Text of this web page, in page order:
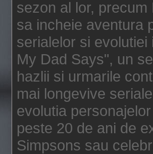
sezon al lor,
sa incheie aventura
serialelor si
My Dad Says", un
hazlii si urmarile
mai longevive
evolutia
peste 20 de ani de
Simpsons sau